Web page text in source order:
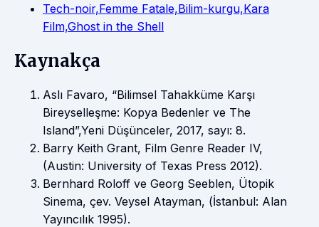
Tech-noir,Femme Fatale,Bilim-kurgu,Kara
Film,Ghost in the Shell
Kaynakça
Aslı Favaro, “Bilimsel Tahakküme Karşı
Bireyselleşme: Kopya Bedenler ve The
Island”,Yeni Düşünceler, 2017, sayı: 8.
Barry Keith Grant, Film Genre Reader IV,
(Austin: University of Texas Press 2012).
Bernhard Roloff ve Georg Seeblen, Ütopik
Sinema, çev. Veysel Atayman, (İstanbul: Alan
Yayıncılık 1995).